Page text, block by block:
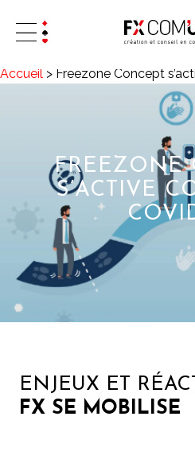
Accueil > Freezone Concept
FREEZONE
S’ACTIVE
ENJEUX ET
FX SE MOBILISE